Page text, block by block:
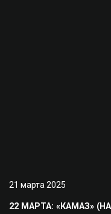
21 марта 2025
22 МАРТА: «КАМАЗ»